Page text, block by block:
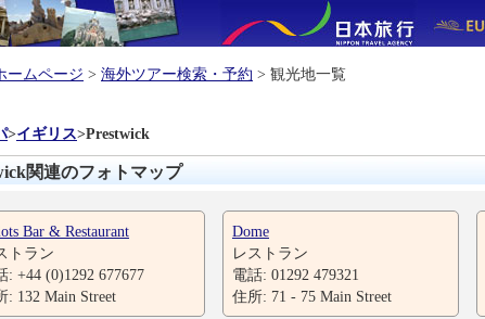
ームページ > 海外ツアー検索・予約 > 観光地一覧
>イギリス>Prestwick
関連のフォトマップ
Bar & Restaurant
トラン
: +44 (0)1292 677677
: 132 Main Street
Dome
レストラン
電話: 01292 479321
住所: 71 - 75 Main Street